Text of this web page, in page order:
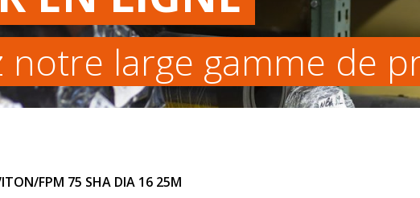
notre large gamme de
FPM 75 SHA DIA 16 25M